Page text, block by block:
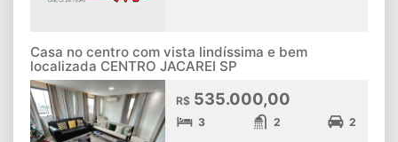
Casa no centro com vista lindíssima e bem
localizada CENTRO JACAREI SP
R$ 535.000,00
3 2 2